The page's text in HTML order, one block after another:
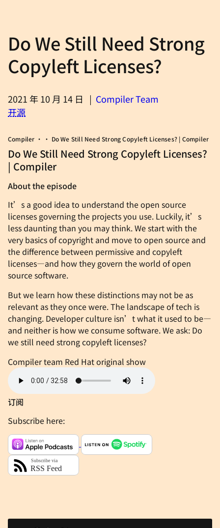
Do We Still Need Strong
Copyleft Licenses?
2021 年 10 月 14 日 | Compiler Team
开源
Compiler • • Do We Still Need Strong Copyleft Licenses? | Compiler
Do We Still Need Strong Copyleft Licenses?
| Compiler
About the episode
It’s a good idea to understand the open source
licenses governing the projects you use. Luckily, it’s
less daunting than you may think. We start with the
very basics of copyright and move to open source and
the difference between permissive and copyleft
licenses—and how they govern the world of open
source software.
But we learn how these distinctions may not be as
relevant as they once were. The landscape of tech is
changing. Developer culture isn’t what it used to be—
and neither is how we consume software. We ask: Do
we still need strong copyleft licenses?
Compiler team Red Hat original show
订阅
Subscribe here: